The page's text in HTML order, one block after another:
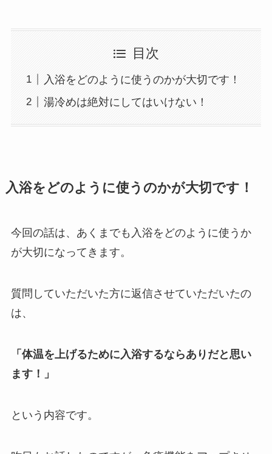
目次
入浴をどのように使うのかが大切です！
湯冷めは絶対にしてはいけない！
入浴をどのように使うのかが大切です！
今回の話は、あくまでも入浴をどのように使うか
が大切になってきます。
質問していただいた方に返信させていただいたの
は、
「体温を上げるために入浴するならありだと思い
ます！」
という内容です。